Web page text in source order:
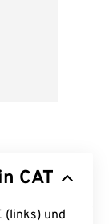
CAT
(links) und